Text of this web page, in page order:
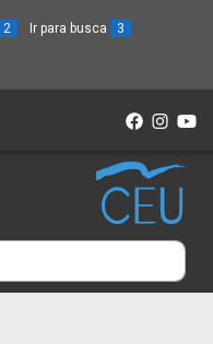
2 Ir para busca 3